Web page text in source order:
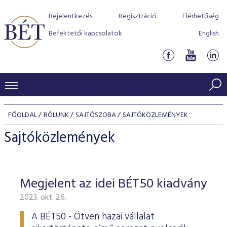
Bejelentkezés Regisztráció
Elérhetőség
Befektetői kapcsolatok
English
KERESKEDÉSI ADATOK
INDEXEK
Jelzáloglevél indexek
Vállalati kötvény indexek
Azonnali Piac
Részvények
Származékos piac
BEFEKTETŐK
Részvény szekció
Hitelpapír szekció
BÉT szabályzatok
Befektetővédelem
Alkalmazott díjstruktúra
Elszámolás
Részvény és vállalati kötvény tőzsdei bevezetését
program
BÉT Xtend - Részvénypiac egyszerűen
TŐZSDETAGOK
Tőzsdetagok, üzletkötők
VENDOROK
FŐOLDAL RÓLUNK SAJTÓSZOBA SAJTÓKÖZLEMÉNYEK
Sajtóközlemények
Megjelent az idei BÉT50 kiadvány
2023. okt. 26.
A BÉT50 - Ötven hazai vállalat